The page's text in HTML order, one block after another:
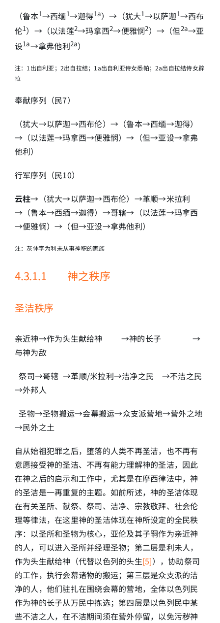
（鲁本1→西缅1→迦得1a）→（犹大1→以萨迦1→西布
伦1）→（以法莲2→玛拿西2→便雅悯2）→（但2a→亚
设1a→拿弗他利2a）
注：1出自利亚；2出自拉结；1a出自利亚侍女悉帕；2a出自拉结侍女辟
拉
奉献序列（民7）
（犹大→以萨迦→西布伦）→（鲁本→西缅→迦得）
→（以法莲→玛拿西→便雅悯）→（但→亚设→拿弗
他利）
行军序列（民10）
云柱→（犹大→以萨迦→西布伦）→革顺→米拉利
→（鲁本→西缅→迦得）→哥辖→（以法莲→玛拿西
→便雅悯）→（但→亚设→拿弗他利）
注：灰体字为利未从事神职的家族
4.3.1.1 神之秩序
圣洁秩序
亲近神→作为头生献给神 →神的长子 →
与神为敌
祭司→哥辖 →革顺/米拉利→洁净之民 →不洁之民
→外邦人
圣物→圣物搬运→会幕搬运→众支派营地→营外之地
→民外之土
自从始祖犯罪之后，堕落的人类不再圣洁，也不再有
意愿接受神的圣洁、不再有能力理解神的圣洁，因此
在神之后的启示和工作中，尤其是在摩西律法中，神
的圣洁是一再重复的主题。如前所述，神的圣洁体现
在有关圣所、献祭、祭司、洁净、宗教敬拜、社会伦
理等律法，在这里神的圣洁体现在神所设定的全民秩
序：以圣所和圣物为核心，亚伦及其子嗣作为亲近神
的人，可以进入圣所并经理圣物；第二层是利未人，
作为头生献给神（代替以色列的头生[5]），协助祭司
的工作，执行会幕诸物的搬运；第三层是众支派的洁
净的人，他们驻扎在围绕会幕的营地，全体以色列民
作为神的长子从万民中拣选；第四层是以色列民中某
些不洁之人，在不洁期间须在营外停留，以免污秽神